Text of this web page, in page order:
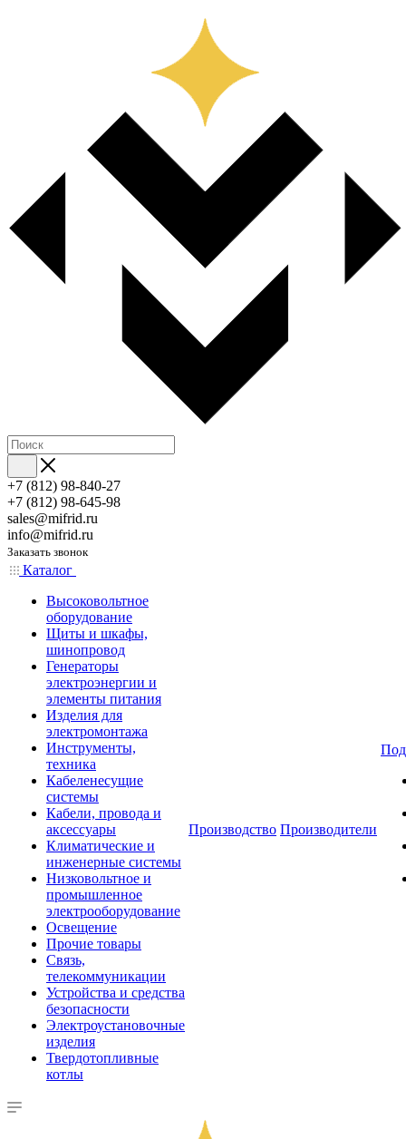
+7 (812) 98-840-27
+7 (812) 98-645-98
sales@mifrid.ru
info@mifrid.ru
Заказать звонок
Каталог
Высоковольтное
оборудование
Щиты и шкафы,
шинопровод
Генераторы
электроэнергии и
элементы питания
Изделия для
электромонтажа
Инструменты,
техника
Кабеленесущие
системы
Кабели, провода и
аксессуары
Климатические и
инженерные системы
Низковольтное и
промышленное
электрооборудование
Освещение
Прочие товары
Связь,
телекоммуникации
Устройства и средства
безопасности
Электроустановочные
изделия
Твердотопливные
котлы
Производство Производители